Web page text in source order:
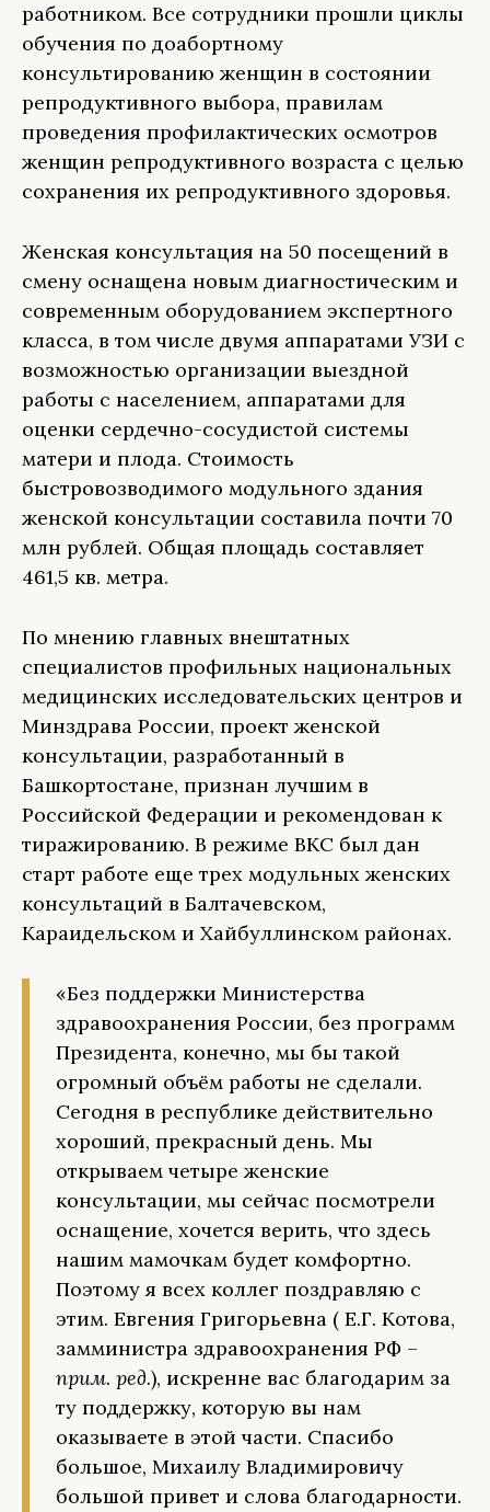
работником. Все сотрудники прошли циклы
обучения по доабортному
консультированию женщин в состоянии
репродуктивного выбора, правилам
проведения профилактических осмотров
женщин репродуктивного возраста с целью
сохранения их репродуктивного здоровья.
Женская консультация на 50 посещений в
смену оснащена новым диагностическим и
современным оборудованием экспертного
класса, в том числе двумя аппаратами УЗИ с
возможностью организации выездной
работы с населением, аппаратами для
оценки сердечно-сосудистой системы
матери и плода. Стоимость
быстровозводимого модульного здания
женской консультации составила почти 70
млн рублей. Общая площадь составляет
461,5 кв. метра.
По мнению главных внештатных
специалистов профильных национальных
медицинских исследовательских центров и
Минздрава России, проект женской
консультации, разработанный в
Башкортостане, признан лучшим в
Российской Федерации и рекомендован к
тиражированию. В режиме ВКС был дан
старт работе еще трех модульных женских
консультаций в Балтачевском,
Караидельском и Хайбуллинском районах.
«Без поддержки Министерства
здравоохранения России, без программ
Президента, конечно, мы бы такой
огромный объём работы не сделали.
Сегодня в республике действительно
хороший, прекрасный день. Мы
открываем четыре женские
консультации, мы сейчас посмотрели
оснащение, хочется верить, что здесь
нашим мамочкам будет комфортно.
Поэтому я всех коллег поздравляю с
этим. Евгения Григорьевна ( Е.Г. Котова,
замминистра здравоохранения РФ –
прим. ред.), искренне вас благодарим за
ту поддержку, которую вы нам
оказываете в этой части. Спасибо
большое, Михаилу Владимировичу
большой привет и слова благодарности.